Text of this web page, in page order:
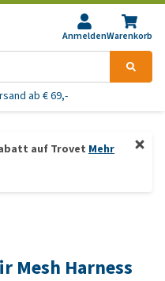
AnmeldenWarenkorb
ab € 69,-
auf Trovet Mehr
Mesh Harness